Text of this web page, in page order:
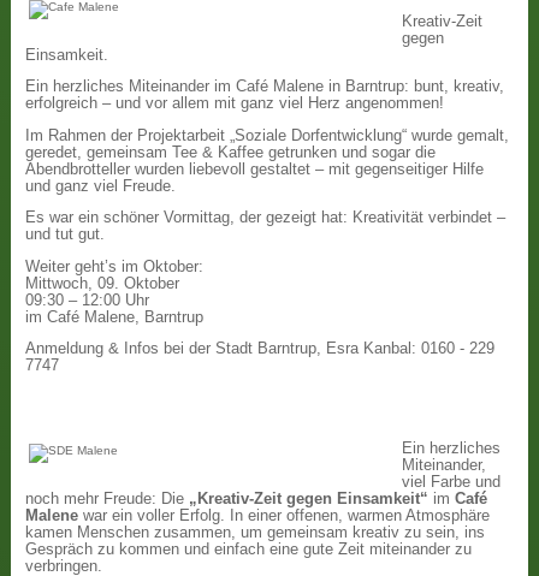
Kreativ-Zeit
gegen
Einsamkeit.
Ein herzliches Miteinander im Café Malene in Barntrup: bunt, kreativ,
erfolgreich – und vor allem mit ganz viel Herz angenommen!
Im Rahmen der Projektarbeit „Soziale Dorfentwicklung“ wurde gemalt,
geredet, gemeinsam Tee & Kaffee getrunken und sogar die
Abendbrotteller wurden liebevoll gestaltet – mit gegenseitiger Hilfe
und ganz viel Freude.
Es war ein schöner Vormittag, der gezeigt hat: Kreativität verbindet –
und tut gut.
Weiter geht’s im Oktober:
Mittwoch, 09. Oktober
09:30 – 12:00 Uhr
im Café Malene, Barntrup
Anmeldung & Infos bei der Stadt Barntrup, Esra Kanbal: 0160 - 229
7747
Ein herzliches
Miteinander,
viel Farbe und
noch mehr Freude: Die „Kreativ-Zeit gegen Einsamkeit“ imCafé
Malene war ein voller Erfolg. In einer offenen, warmen Atmosphäre
kamen Menschen zusammen, um gemeinsam kreativ zu sein, ins
Gespräch zu kommen und einfach eine gute Zeit miteinander zu
verbringen.